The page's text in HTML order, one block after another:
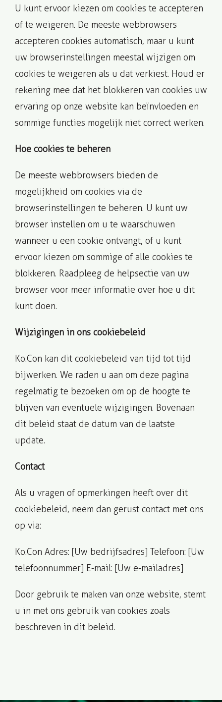
U kunt ervoor kiezen om cookies te accepteren
of te weigeren. De meeste webbrowsers
accepteren cookies automatisch, maar u kunt
uw browserinstellingen meestal wijzigen om
cookies te weigeren als u dat verkiest. Houd er
rekening mee dat het blokkeren van cookies uw
ervaring op onze website kan beïnvloeden en
sommige functies mogelijk niet correct werken.
Hoe cookies te beheren
De meeste webbrowsers bieden de
mogelijkheid om cookies via de
browserinstellingen te beheren. U kunt uw
browser instellen om u te waarschuwen
wanneer u een cookie ontvangt, of u kunt
ervoor kiezen om sommige of alle cookies te
blokkeren. Raadpleeg de helpsectie van uw
browser voor meer informatie over hoe u dit
kunt doen.
Wijzigingen in ons cookiebeleid
Ko.Con kan dit cookiebeleid van tijd tot tijd
bijwerken. We raden u aan om deze pagina
regelmatig te bezoeken om op de hoogte te
blijven van eventuele wijzigingen. Bovenaan
dit beleid staat de datum van de laatste
update.
Contact
Als u vragen of opmerkingen heeft over dit
cookiebeleid, neem dan gerust contact met ons
op via:
Ko.Con Adres: [Uw bedrijfsadres] Telefoon: [Uw
telefoonnummer] E-mail: [Uw e-mailadres]
Door gebruik te maken van onze website, stemt
u in met ons gebruik van cookies zoals
beschreven in dit beleid.